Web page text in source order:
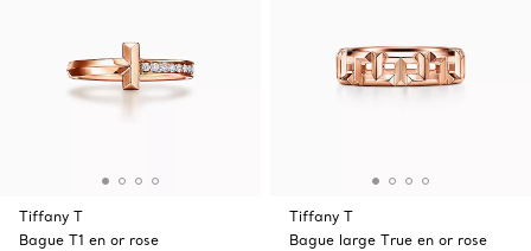
Tiffany T
Bague T1 en or rose
Tiffany T
Bague large True en or rose